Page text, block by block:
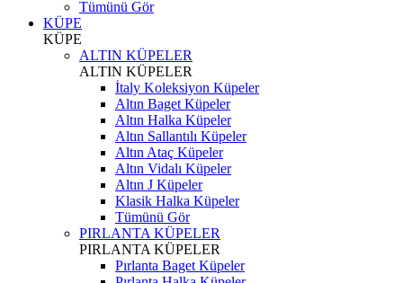
Tümünü Gör
KÜPE
KÜPE
ALTIN KÜPELER
ALTIN KÜPELER
İtaly Koleksiyon Küpeler
Altın Baget Küpeler
Altın Halka Küpeler
Altın Sallantılı Küpeler
Altın Ataç Küpeler
Altın Vidalı Küpeler
Altın J Küpeler
Klasik Halka Küpeler
Tümünü Gör
PIRLANTA KÜPELER
PIRLANTA KÜPELER
Pırlanta Baget Küpeler